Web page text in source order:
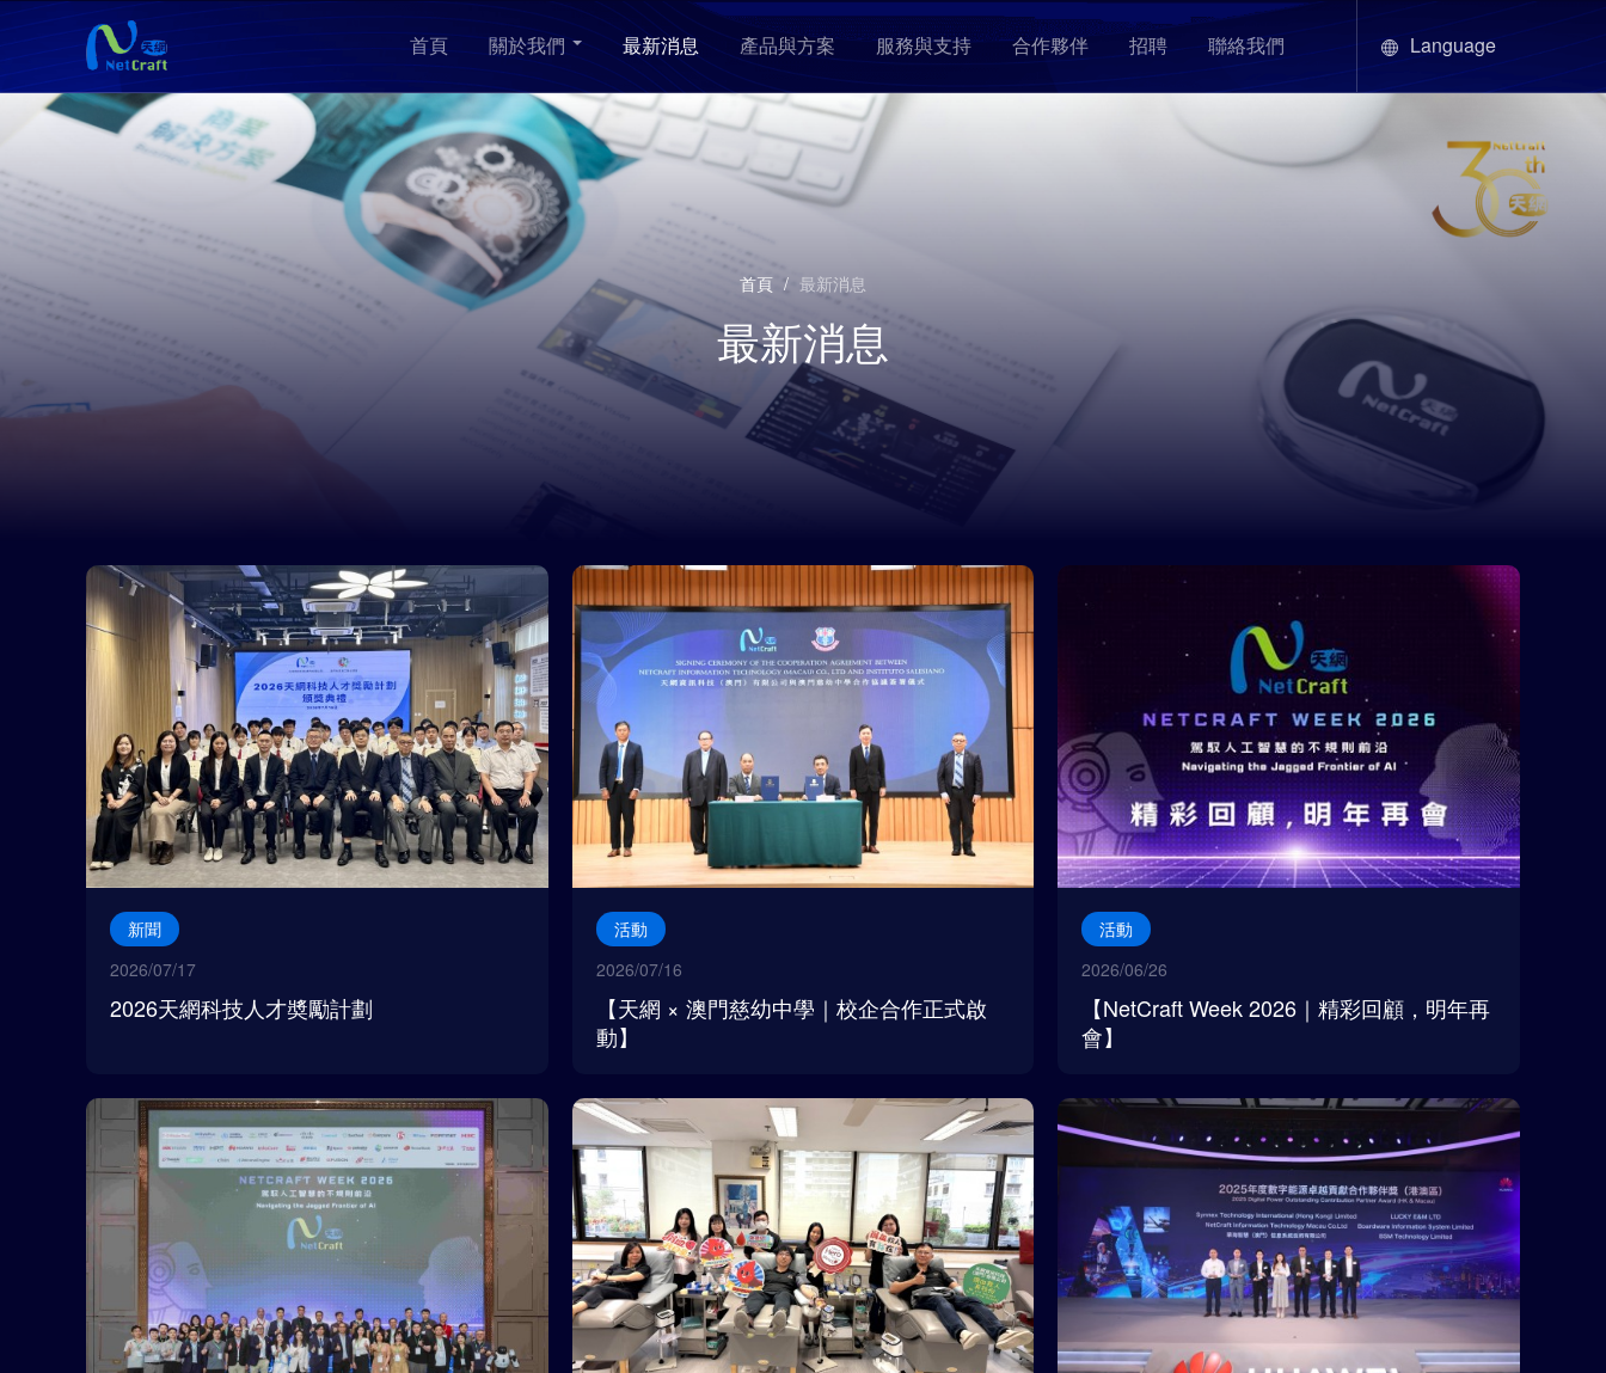
首頁 關於我們 最新消息 產品與方案 服務與支持 合作夥伴 招聘 聯絡我們 Language
首頁 / 最新消息
最新消息
新聞
2026/07/17
2026天網科技人才奬勵計劃
活動
2026/07/16
【天網 × 澳門慈幼中學｜校企合作正式啟
動】
活動
2026/06/26
【NetCraft Week 2026｜精彩回顧，明年再
會】